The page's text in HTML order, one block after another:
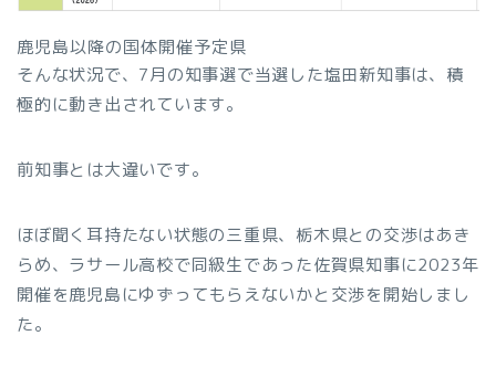
鹿児島以降の国体開催予定県
そんな状況で、7月の知事選で当選した塩田新知事は、積
極的に動き出されています。
前知事とは大違いです。
ほぼ聞く耳持たない状態の三重県、栃木県との交渉はあき
らめ、ラサール高校で同級生であった佐賀県知事に2023年
開催を鹿児島にゆずってもらえないかと交渉を開始しまし
た。